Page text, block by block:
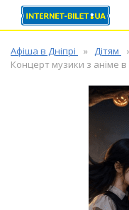
Афіша в Дніпрі
Дітям
Концерт музики з аніме в